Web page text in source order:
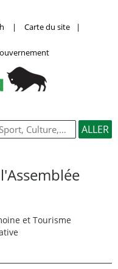
| Carte du site |
et Tourisme